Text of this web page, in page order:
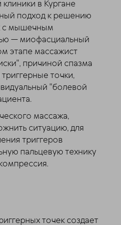
в Кургане
подход к решению
с мышечным
— миофасциальный
этапе массажист
причиной спазма
точки,
"болевой
массажа,
ситуацию, для
триггеров
пальцевую технику
точек создает